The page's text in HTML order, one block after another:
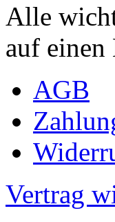
Alle
auf
AGB
Vertrag